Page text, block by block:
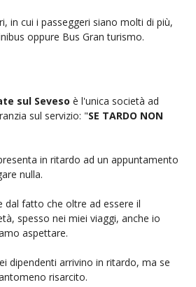
in cui i passeggeri siano molti di più,
oppure Bus Gran turismo.
sul Seveso è l'unica società ad
sul servizio: "SE TARDO NON
in ritardo ad un appuntamento
nulla.
dal fatto che oltre ad essere il
spesso nei miei viaggi, anche io
aspettare.
dipendenti arrivino in ritardo, ma se
risarcito.